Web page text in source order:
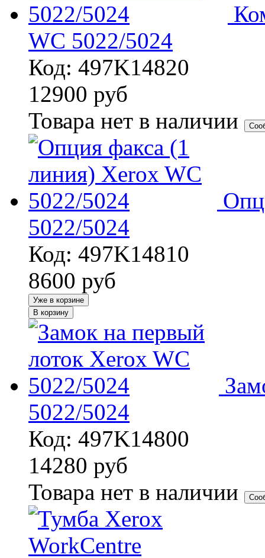
WC 5022/5024
Код: 497K14820
12900 руб
Товара нет в наличии
5022/5024
Код: 497K14810
8600 руб
Уже в корзине
В корзину
5022/5024
Код: 497K14800
14280 руб
Товара нет в наличии